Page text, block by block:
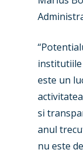
institutiile
este un
si
anul
nu este